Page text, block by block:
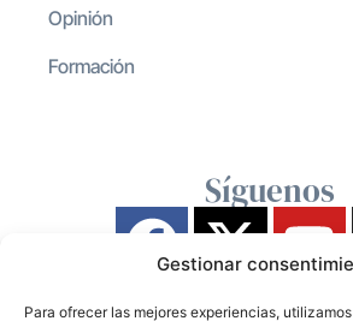
Gestionar
Para ofrecer las mejores experiencias,
Opinión
Formación
Síguenos